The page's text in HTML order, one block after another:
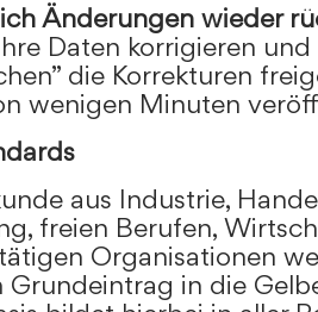
Änderungen wieder
Daten korrigieren
die Korrekturen
wenigen Minuten
aus Industrie,
freien Berufen,
Organisationen
Grundeintrag in die